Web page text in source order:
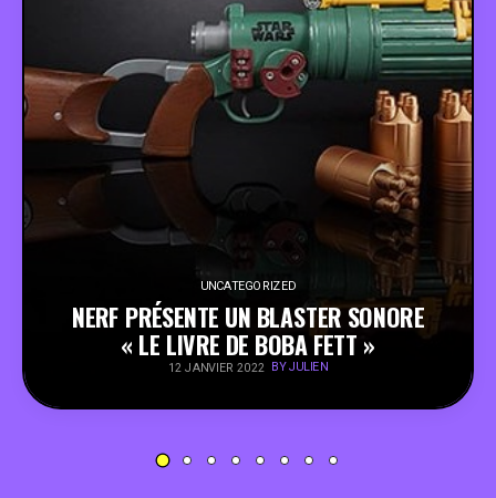
JEUX-VIDÉO
VINTAGE
PEOPLE
FOOD
BONS PLANS
SOUTENEZ KULTT
UNCATEGORIZED
NERF PRÉSENTE UN BLASTER SONORE
« LE LIVRE DE BOBA FETT »
12 JANVIER 2022 BY JULIEN